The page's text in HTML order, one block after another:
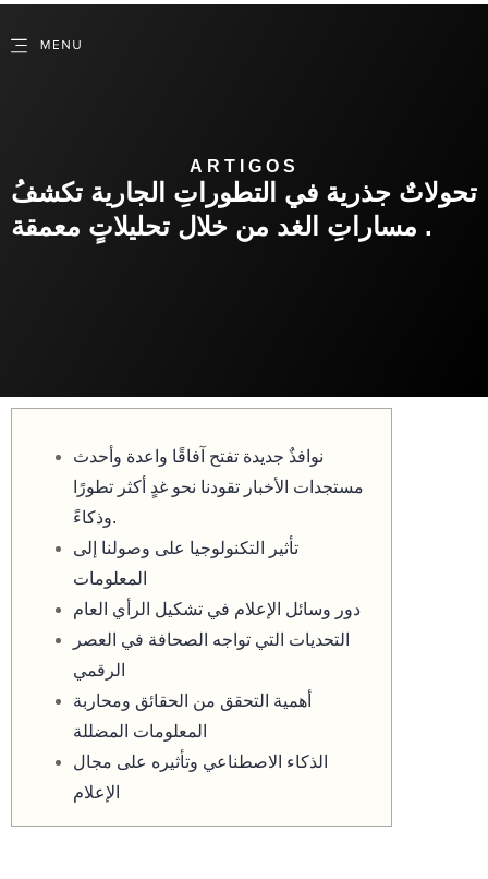
ARTIGOS
تحولاتٌ جذرية في التطوراتِ الجارية تكشفُ
مساراتِ الغد من خلال تحليلاتٍ معمقة .
نوافذٌ جديدة تفتح آفاقًا واعدة وأحدث
مستجدات الأخبار تقودنا نحو غدٍ أكثر تطورًا
وذكاءً.
تأثير التكنولوجيا على وصولنا إلى
المعلومات
دور وسائل الإعلام في تشكيل الرأي العام
التحديات التي تواجه الصحافة في العصر
الرقمي
أهمية التحقق من الحقائق ومحاربة
المعلومات المضللة
الذكاء الاصطناعي وتأثيره على مجال
الإعلام